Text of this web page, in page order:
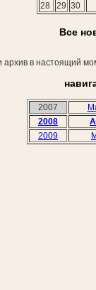
28
29 30
Все
в настоящий
2007
2008
2009